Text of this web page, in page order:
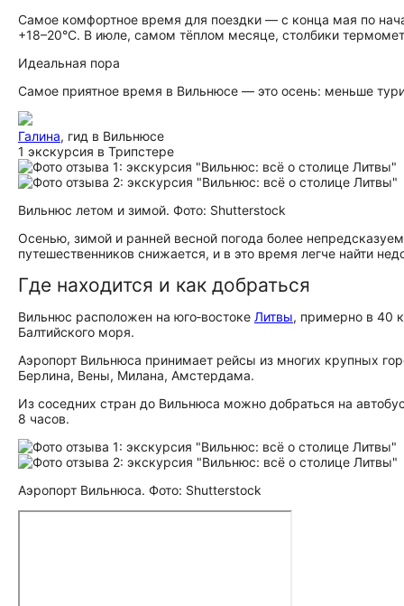
Самое комфортное время для поездки — с конца мая по
+18–20°C. В июле, самом тёплом месяце, столбики
Идеальная пора
Самое приятное время в Вильнюсе — это осень: меньше
Галина, гид в Вильнюсе
1 экскурсия в Трипстере
Вильнюс летом и зимой. Фото: Shutterstock
Осенью, зимой и ранней весной погода более
путешественников снижается, и в это время легче найти
Где находится и как добраться
Вильнюс расположен на юго‑востоке Литвы, примерно в 40
Балтийского моря.
Аэропорт Вильнюса принимает рейсы из многих крупных
Берлина, Вены, Милана, Амстердама.
Из соседних стран до Вильнюса можно добраться на
8 часов.
Аэропорт Вильнюса. Фото: Shutterstock